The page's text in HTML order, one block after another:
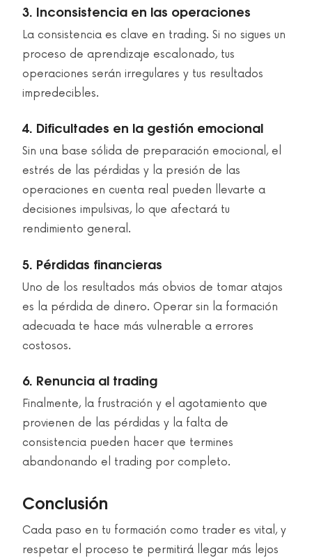
3. Inconsistencia en las operaciones
La consistencia es clave en trading. Si no sigues un
proceso de aprendizaje escalonado, tus
operaciones serán irregulares y tus resultados
impredecibles.
4. Dificultades en la gestión emocional
Sin una base sólida de preparación emocional, el
estrés de las pérdidas y la presión de las
operaciones en cuenta real pueden llevarte a
decisiones impulsivas, lo que afectará tu
rendimiento general.
5. Pérdidas financieras
Uno de los resultados más obvios de tomar atajos
es la pérdida de dinero. Operar sin la formación
adecuada te hace más vulnerable a errores
costosos.
6. Renuncia al trading
Finalmente, la frustración y el agotamiento que
provienen de las pérdidas y la falta de
consistencia pueden hacer que termines
abandonando el trading por completo.
Conclusión
Cada paso en tu formación como trader es vital, y
respetar el proceso te permitirá llegar más lejos